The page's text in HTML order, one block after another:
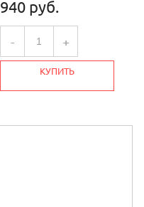
940 руб.
- +
КУПИТЬ